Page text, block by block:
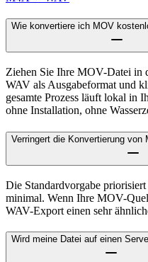
Wie konvertiere ich MOV
Ziehen Sie Ihre MOV-Datei in
WAV als Ausgabeformat und
gesamte Prozess läuft lokal in
ohne Installation, ohne
Verringert die Konvertierung von
Die Standardvorgabe
minimal. Wenn Ihre MOV-
WAV-Export einen sehr
Wird meine Datei auf einen